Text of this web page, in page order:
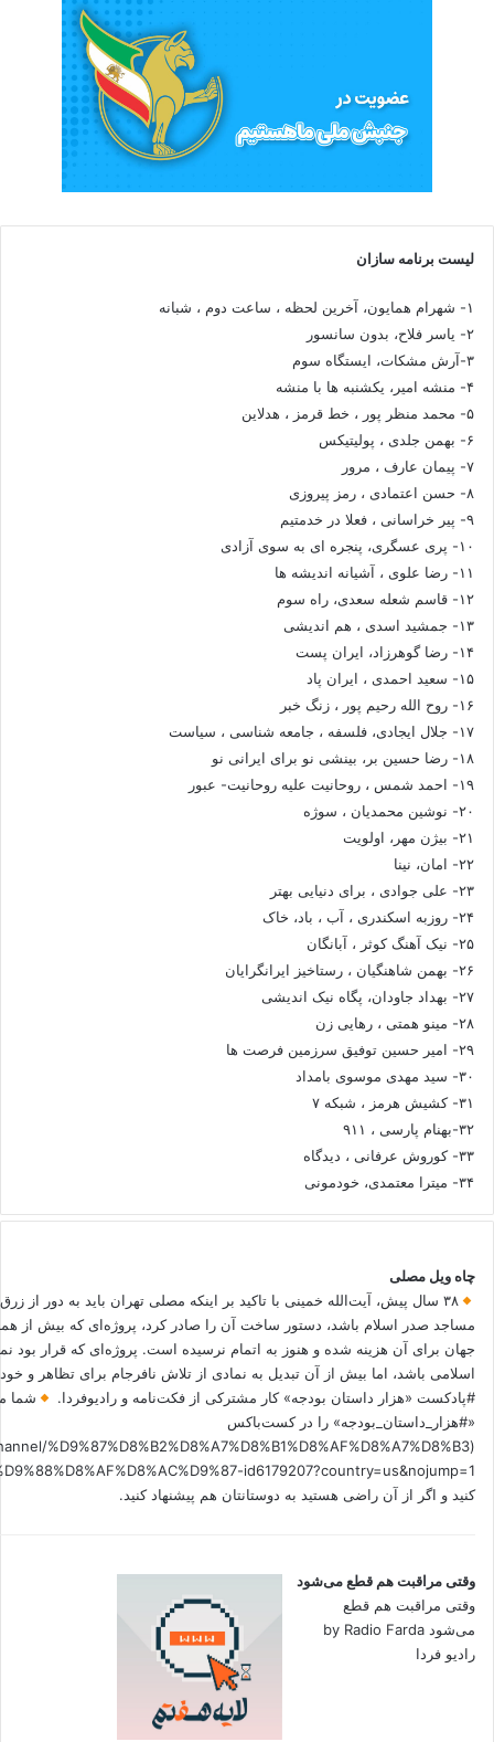
لیست برنامه سازان
۱- شهرام همایون، آخرین لحظه ، ساعت دوم ، شبانه
۲- یاسر فلاح، بدون سانسور
۳-آرش مشکات، ایستگاه سوم
۴- منشه امیر، یکشنبه ها با منشه
۵- محمد منظر پور ، خط قرمز ، هدلاین
۶- بهمن جلدی ، پولیتیکس
۷- پیمان عارف ، مرور
۸- حسن اعتمادی ، رمز پیروزی
۹- پیر خراسانی ، فعلا در خدمتیم
۱۰- پری عسگری، پنجره ای به سوی آزادی
۱۱- رضا علوی ، آشیانه اندیشه ها
۱۲- قاسم شعله سعدی، راه سوم
۱۳- جمشید اسدی ، هم اندیشی
۱۴- رضا گوهرزاد، ایران پست
۱۵- سعید احمدی ، ایران پاد
۱۶- روح الله رحیم پور ، زنگ خبر
۱۷- جلال ایجادی، فلسفه ، جامعه شناسی ، سیاست
۱۸- رضا حسین بر، بینشی نو برای ایرانی نو
۱۹- احمد شمس ، روحانیت علیه روحانیت- عبور
۲۰- نوشین محمدیان ، سوژه
۲۱- بیژن مهر، اولویت
۲۲- امان، نینا
۲۳- علی جوادی ، برای دنیایی بهتر
۲۴- روزبه اسکندری ، آب ، باد، خاک
۲۵- نیک آهنگ کوثر ، آبانگان
۲۶- بهمن شاهنگیان ، رستاخیز ایرانگرایان
۲۷- بهداد جاودان، پگاه نیک اندیشی
۲۸- مینو همتی ، رهایی زن
۲۹- امیر حسین توفیق سرزمین فرصت ها
۳۰- سید مهدی موسوی بامداد
۳۱- کشیش هرمز ، شبکه ۷
۳۲-بهنام پارسی ، ۹۱۱
۳۳- کوروش عرفانی ، دیدگاه
۳۴- میترا معتمدی، خودمونی
چاه ویل مصلی
۳۸ سال پیش، آیت‌الله خمینی با تاکید بر اینکه مصلی تهران باید به دور از
مساجد صدر اسلام باشد، دستور ساخت آن را صادر کرد، پروژه‌ای که بیش از
جهان برای آن هزینه شده و هنوز به اتمام نرسیده است. پروژه‌ای که قرار بود
اسلامی باشد، اما بیش از آن تبدیل به نمادی از تلاش نافرجام برای تظاهر و
#پادکست «هزار داستان بودجه» کار مشترکی از فکت‌نامه و رادیوفردا.
شما
«#هزار_داستان_بودجه» را در کست‌باکس
%D9%87%D8%B2%D8%A7%D8%B1%D8%AF%D8%A7%D8%B3
کنید و اگر از آن راضی هستید به دوستانتان هم پیشنهاد کنید.
وقتی مراقبت هم قطع می‌شود
وقتی مراقبت هم قطع
می‌شود by Radio Farda
رادیو فردا